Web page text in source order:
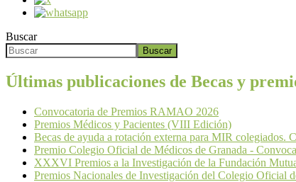
Buscar
Buscar
Últimas publicaciones de Becas y
Convocatoria de Premios RAMAO 2026
Premios Médicos y Pacientes (VIII Edición)
Becas de ayuda a rotación externa para MIR colegiados.
Premio Colegio Oficial de Médicos de Granada -
XXXVI Premios a la Investigación de la Fundación
Premios Nacionales de Investigación del Colegio Oficial